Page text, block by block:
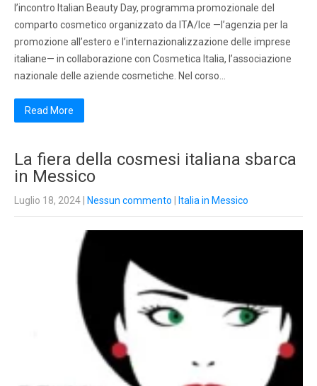
l’incontro Italian Beauty Day, programma promozionale del
comparto cosmetico organizzato da ITA/Ice —l’agenzia per la
promozione all’estero e l’internazionalizzazione delle imprese
italiane— in collaborazione con Cosmetica Italia, l’associazione
nazionale delle aziende cosmetiche. Nel corso…
Read More
La fiera della cosmesi italiana sbarca
in Messico
Luglio 18, 2024 Nessun commento Italia in Messico